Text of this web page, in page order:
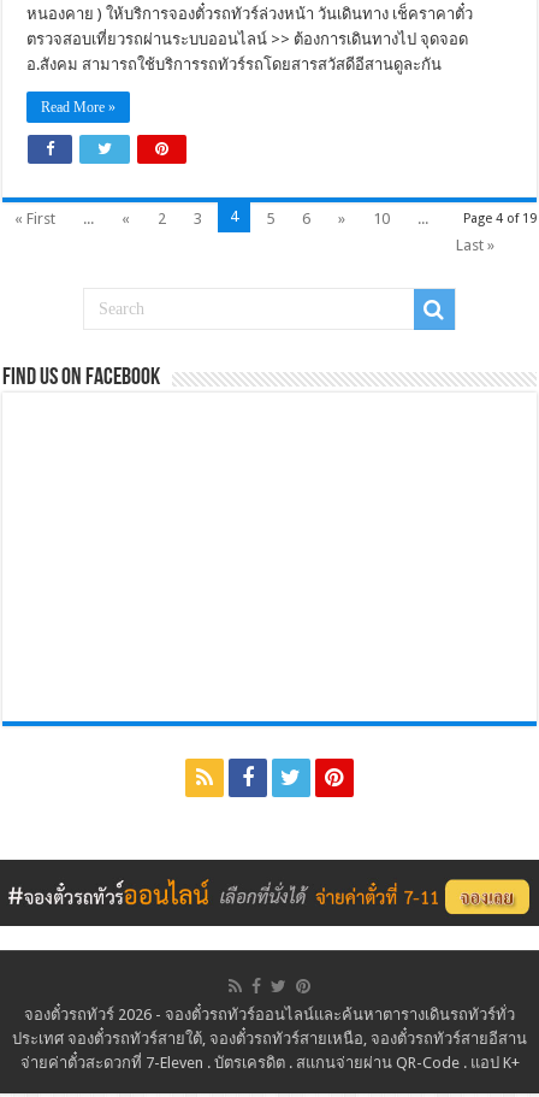
หนองคาย ) ให้บริการจองตั๋วรถทัวร์ล่วงหน้า วันเดินทาง เช็คราคาตั๋ว
ตรวจสอบเที่ยวรถผ่านระบบออนไลน์ >> ต้องการเดินทางไป จุดจอด
อ.สังคม สามารถใช้บริการรถทัวร์รถโดยสารสวัสดีอีสานดูละกัน
Read More »
Page 4 of 19
« First ... « 2 3 4 5 6 » 10
...
Last »
Find us on Facebook
จองตั๋วรถทัวร์ 2026 - จองตั๋วรถทัวร์ออนไลน์และค้นหาตารางเดินรถทัวร์ทั่ว
ประเทศ จองตั๋วรถทัวร์สายใต้, จองตั๋วรถทัวร์สายเหนือ, จองตั๋วรถทัวร์สายอีสาน
จ่ายค่าตั๋วสะดวกที่ 7-Eleven . บัตรเครดิต . สแกนจ่ายผ่าน QR-Code . แอป K+